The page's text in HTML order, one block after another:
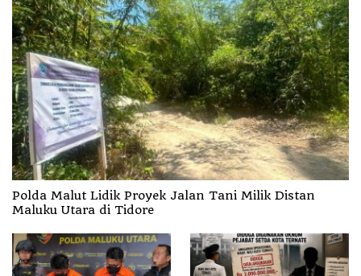
Polda Malut Lidik Proyek Jalan Tani Milik Distan
Maluku Utara di Tidore